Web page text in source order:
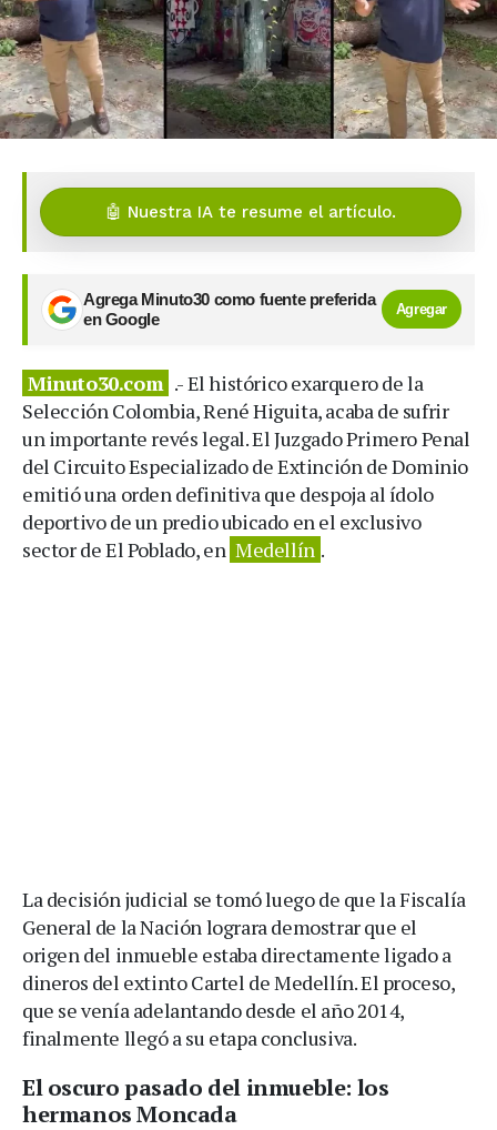
🤖 Nuestra IA te resume el artículo.
Agrega Minuto30 como fuente preferida
en Google
Agregar
Minuto30.com .- El histórico exarquero de la
Selección Colombia, René Higuita, acaba de sufrir
un importante revés legal. El Juzgado Primero Penal
del Circuito Especializado de Extinción de Dominio
emitió una orden definitiva que despoja al ídolo
deportivo de un predio ubicado en el exclusivo
sector de El Poblado, en Medellín .
La decisión judicial se tomó luego de que la Fiscalía
General de la Nación lograra demostrar que el
origen del inmueble estaba directamente ligado a
dineros del extinto Cartel de Medellín. El proceso,
que se venía adelantando desde el año 2014,
finalmente llegó a su etapa conclusiva.
El oscuro pasado del inmueble: los
hermanos Moncada